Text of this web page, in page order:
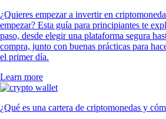
¿Quieres empezar a invertir en
empezar? Esta guía para principiantes te
paso, desde elegir una plataforma segura
compra, junto con buenas prácticas para
el primer día.
Learn more
¿Qué es una cartera de criptomonedas y